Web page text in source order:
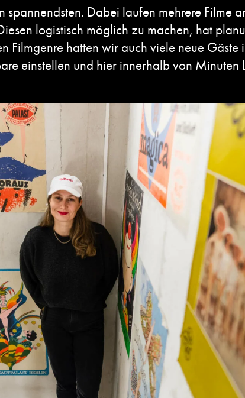
Dabei laufen mehrere Filme
logistisch möglich zu machen, hat
Filmgenre hatten wir auch viele neue Gäste
einstellen und hier innerhalb von Minuten